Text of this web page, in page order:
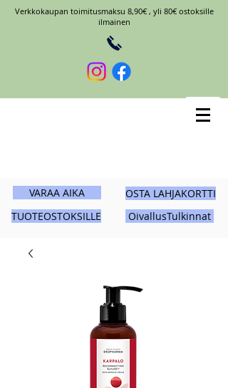
Verkkokaupan toimitusmaksu 8,90€ , yli 80€ ostoksille
ilmainen
VARAA AIKA
TUOTEOSTOKSILLE
OSTA LAHJAKORTTI
OivallusTulkinnat